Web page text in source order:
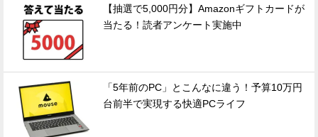
【抽選で5,000円分】Amazonギフトカードが
当たる！読者アンケート実施中
「5年前のPC」とこんなに違う！予算10万円
台前半で実現する快適PCライフ